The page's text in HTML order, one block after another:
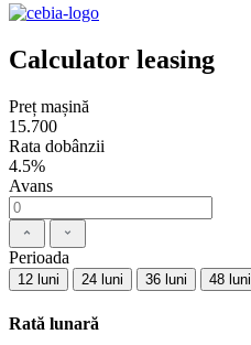
Calculator leasing
Preț mașină
15.700
Rata dobânzii
4.5%
Avans
Perioada
12 luni 24 luni 36 luni 48 luni
Rată lunară